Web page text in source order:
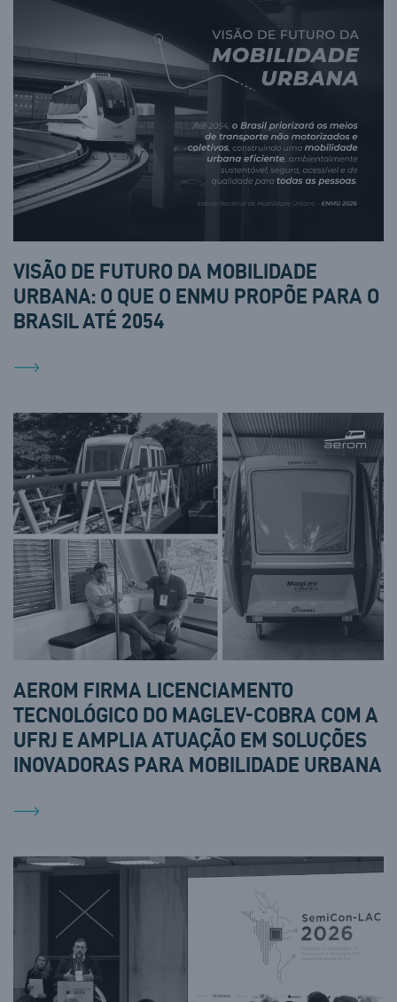
VISÃO DE FUTURO DA MOBILIDADE
URBANA: O QUE O ENMU PROPÕE PARA O
BRASIL ATÉ 2054
AEROM FIRMA LICENCIAMENTO
TECNOLÓGICO DO MAGLEV-COBRA COM A
UFRJ E AMPLIA ATUAÇÃO EM SOLUÇÕES
INOVADORAS PARA MOBILIDADE URBANA